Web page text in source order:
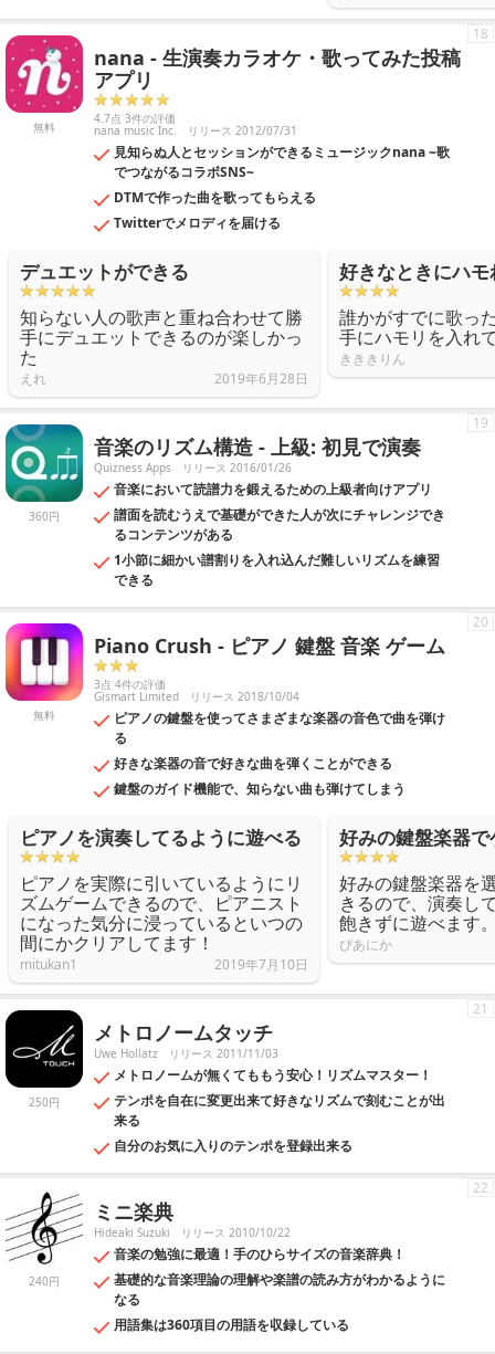
無料
nana - 生演奏カラオケ・歌ってみた投稿
アプリ
4.7点 3件の評価
nana music Inc. リリース 2012/07/31
見知らぬ人とセッションができるミュージックnana ~歌
でつながるコラボSNS~
DTMで作った曲を歌ってもらえる
Twitterでメロディを届ける
18
デュエットができる
知らない人の歌声と重ね合わせて勝
手にデュエットできるのが楽しかっ
た
えれ 2019年6月28日
好きなときにハモ
誰かがすでに歌っ
手にハモリを入れ
きききりん
360円
音楽のリズム構造 - 上級: 初見で演奏
Quizness Apps リリース 2016/01/26
音楽において読譜力を鍛えるための上級者向けアプリ
譜面を読むうえで基礎ができた人が次にチャレンジでき
るコンテンツがある
1小節に細かい譜割りを入れ込んだ難しいリズムを練習
できる
19
無料
Piano Crush - ピアノ 鍵盤 音楽 ゲーム
3点 4件の評価
Gismart Limited リリース 2018/10/04
ピアノの鍵盤を使ってさまざまな楽器の音色で曲を弾け
る
好きな楽器の音で好きな曲を弾くことができる
鍵盤のガイド機能で、知らない曲も弾けてしまう
20
ピアノを演奏してるように遊べる
ピアノを実際に引いているようにリ
ズムゲームできるので、ピアニスト
になった気分に浸っているといつの
間にかクリアしてます！
mitukan1 2019年7月10日
好みの鍵盤楽器
好みの鍵盤楽器を
きるので、演奏し
飽きずに遊べます
ぴあにか
250円
メトロノームタッチ
Uwe Hollatz リリース 2011/11/03
メトロノームが無くてももう安心！リズムマスター！
テンポを自在に変更出来て好きなリズムで刻むことが出
来る
自分のお気に入りのテンポを登録出来る
21
240円
ミニ楽典
Hideaki Suzuki リリース 2010/10/22
音楽の勉強に最適！手のひらサイズの音楽辞典！
基礎的な音楽理論の理解や楽譜の読み方がわかるように
なる
用語集は360項目の用語を収録している
22